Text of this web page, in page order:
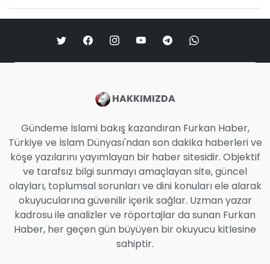
HAKKIMIZDA
Gündeme İslami bakış kazandıran Furkan Haber,
Türkiye ve İslam Dünyası'ndan son dakika haberleri ve
köşe yazılarını yayımlayan bir haber sitesidir. Objektif
ve tarafsız bilgi sunmayı amaçlayan site, güncel
olayları, toplumsal sorunları ve dini konuları ele alarak
okuyucularına güvenilir içerik sağlar. Uzman yazar
kadrosu ile analizler ve röportajlar da sunan Furkan
Haber, her geçen gün büyüyen bir okuyucu kitlesine
sahiptir.